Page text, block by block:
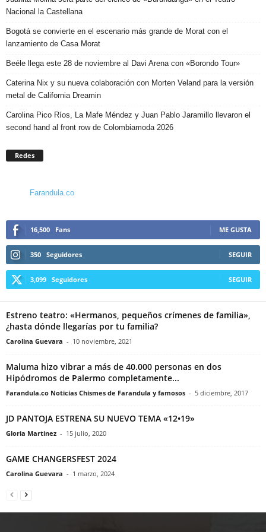
Nacional la Castellana
Bogotá se convierte en el escenario más grande de Morat con el
lanzamiento de Casa Morat
Beéle llega este 28 de noviembre al Davi Arena con «Borondo Tour»
Caterina Nix y su nueva colaboración con Morten Veland para la versión
metal de California Dreamin
Carolina Pico Ríos, La Mafe Méndez y Juan Pablo Jaramillo llevaron el
second hand al front row de Colombiamoda 2026
Redes
Farandula.co
16,500 Fans ME GUSTA
350 Seguidores SEGUIR
3,099 Seguidores SEGUIR
Estreno teatro: «Hermanos, pequeños crímenes de familia»,
¿hasta dónde llegarías por tu familia?
Carolina Guevara - 10 noviembre, 2021
Maluma hizo vibrar a más de 40.000 personas en dos
Hipódromos de Palermo completamente...
Farandula.co Noticias Chismes de Farandula y famosos - 5 diciembre, 2017
JD PANTOJA ESTRENA SU NUEVO TEMA «12•19»
Gloria Martinez - 15 julio, 2020
GAME CHANGERSFEST 2024
Carolina Guevara - 1 marzo, 2024